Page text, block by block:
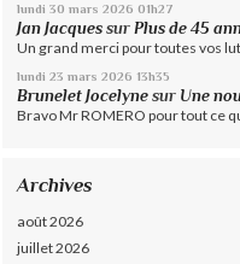
lundi 30 mars 2026 01h27
Jan Jacques surPlus de 45
Un grand merci pour toutes vos
lundi 23 mars 2026 13h35
Brunelet Jocelyne sur Une
Bravo Mr ROMERO pour tout ce
Archives
août 2026
juillet 2026